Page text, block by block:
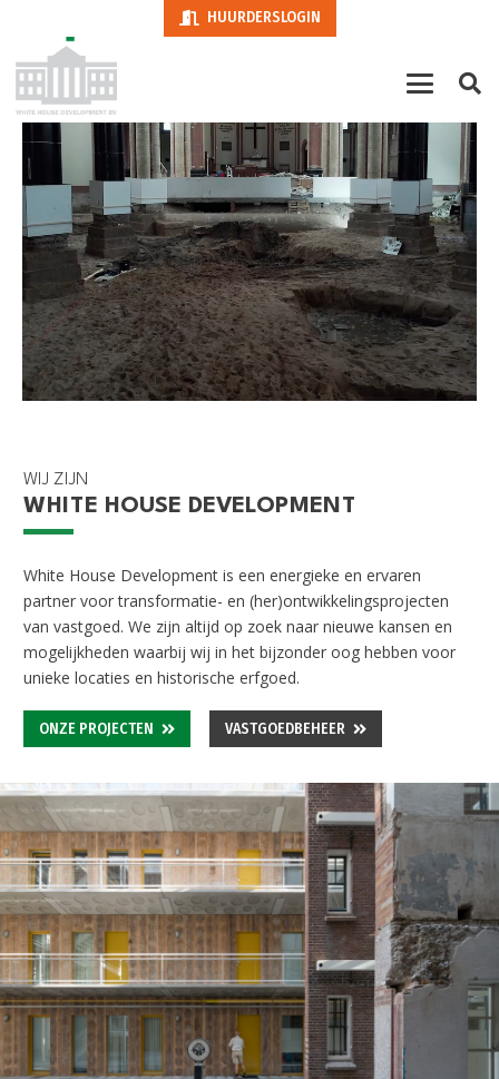
HUURDERSLOGIN
WIJ ZIJN
WHITE HOUSE DEVELOPMENT
White House Development is een energieke en ervaren
partner voor transformatie- en (her)ontwikkelingsprojecten
van vastgoed. We zijn altijd op zoek naar nieuwe kansen en
mogelijkheden waarbij wij in het bijzonder oog hebben voor
unieke locaties en historische erfgoed.
ONZE PROJECTEN VASTGOEDBEHEER